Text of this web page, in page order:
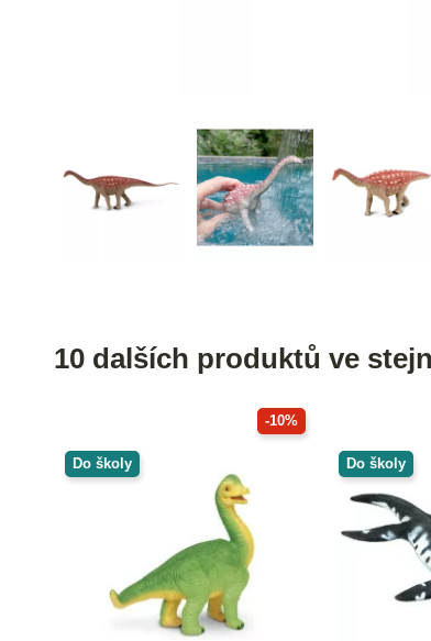
10 dalších produktů ve
-10%
Do školy Do školy